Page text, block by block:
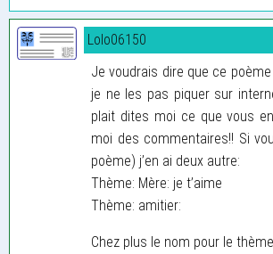
Lolo06150
Je voudrais dire que ce
je ne les pas piquer sur
plait dites moi ce que vous
moi des commentaires!! Si
poème) j’en ai deux autre:
Thème: Mère: je t’aime
Thème: amitier:
Chez plus le nom pour le